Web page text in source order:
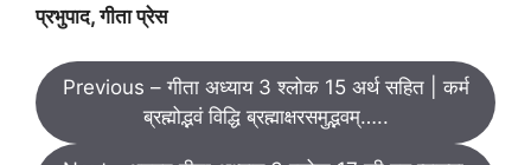
प्रभुपाद, गीता प्रेस
Previous – गीता अध्याय 3 श्लोक 15 अर्थ सहित | कर्म
ब्रह्मोद्भवं विद्धि ब्रह्माक्षरसमुद्भवम्…..